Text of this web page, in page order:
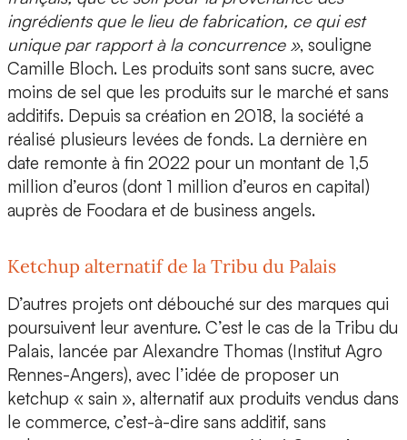
ingrédients que le lieu de fabrication, ce qui est
unique par rapport à la concurrence », souligne
Camille Bloch. Les produits sont sans sucre, avec
moins de sel que les produits sur le marché et sans
additifs. Depuis sa création en 2018, la société a
réalisé plusieurs levées de fonds. La dernière en
date remonte à fin 2022 pour un montant de 1,5
million d’euros (dont 1 million d’euros en capital)
auprès de Foodara et de business angels.
Ketchup alternatif de la Tribu du Palais
D’autres projets ont débouché sur des marques qui
poursuivent leur aventure. C’est le cas de la Tribu du
Palais, lancée par Alexandre Thomas (Institut Agro
Rennes-Angers), avec l’idée de proposer un
ketchup « sain », alternatif aux produits vendus dans
le commerce, c’est-à-dire sans additif, sans